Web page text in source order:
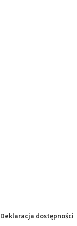
Deklaracja dostępności